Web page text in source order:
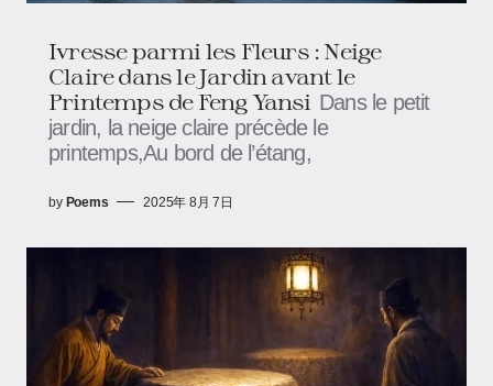
Ivresse parmi les Fleurs : Neige
Claire dans le Jardin avant le
Printemps de Feng Yansi Dans le petit
jardin, la neige claire précède le
printemps,Au bord de l’étang,
by Poems 2025年 8月 7日